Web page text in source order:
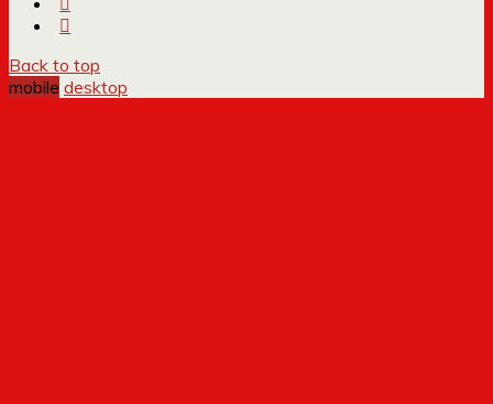
Back to top
mobile desktop